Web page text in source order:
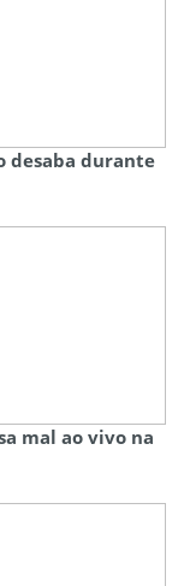
desaba durante
mal ao vivo na